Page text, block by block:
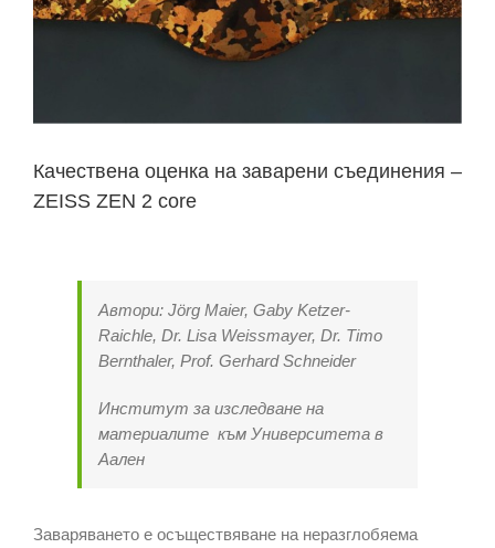
Качествена оценка на заварени съединения –
ZEISS ZEN 2 core
Автори: Jörg Maier, Gaby Ketzer-
Raichle, Dr. Lisa Weissmayer, Dr. Timo
Bernthaler, Prof. Gerhard Schneider
Институт за изследване на
материалите към Университета в
Аален
Заваряването е осъществяване на неразглобяема